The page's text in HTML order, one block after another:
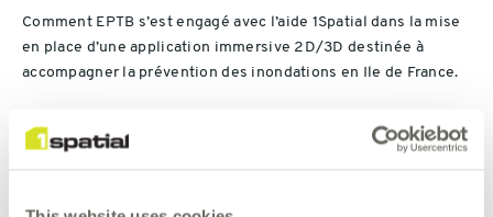
Comment EPTB s’est engagé avec l’aide 1Spatial dans la mise
en place d’une application immersive 2D/3D destinée à
accompagner la prévention des inondations en Ile de France.
Destiné aux collectivités, aux élus, partenaires publics et
privés, ÉgoSeine a pour objectif de répondre par le traitement
transition écologique qu’est le risque inondation.